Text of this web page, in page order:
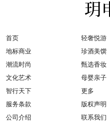
首页
轻奢悦游
地标商业
珍酒美馔
潮流时尚
甄选香妆
文化艺术
母婴亲子
智行天下
更多
服务条款
版权声明
公司介绍
联系我们